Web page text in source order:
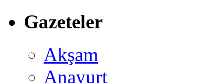
Gazeteler
Akşam
Anayurt